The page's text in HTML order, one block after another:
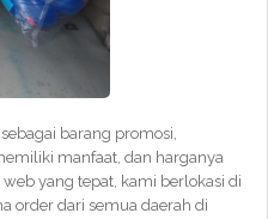
barang promosi,
manfaat, dan harganya
yang tepat, kami berlokasi di
order dari semua daerah di